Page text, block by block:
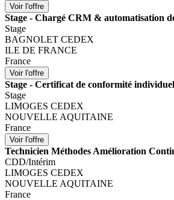
Stage - Chargé CRM & automatisation
Stage
BAGNOLET CEDEX
ILE DE FRANCE
France
Stage - Certificat de conformité
Stage
LIMOGES CEDEX
NOUVELLE AQUITAINE
France
Technicien Méthodes Amélioration
CDD/Intérim
LIMOGES CEDEX
NOUVELLE AQUITAINE
France